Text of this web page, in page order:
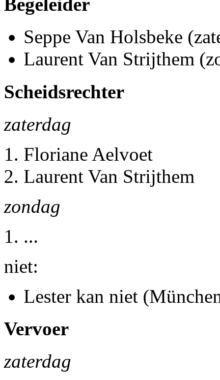
Seppe Van Holsbeke
Laurent Van Strijthem
Scheidsrechter
zaterdag
Floriane Aelvoet
Laurent Van Strijthem
zondag
...
niet:
Lester kan niet
Vervoer
zaterdag